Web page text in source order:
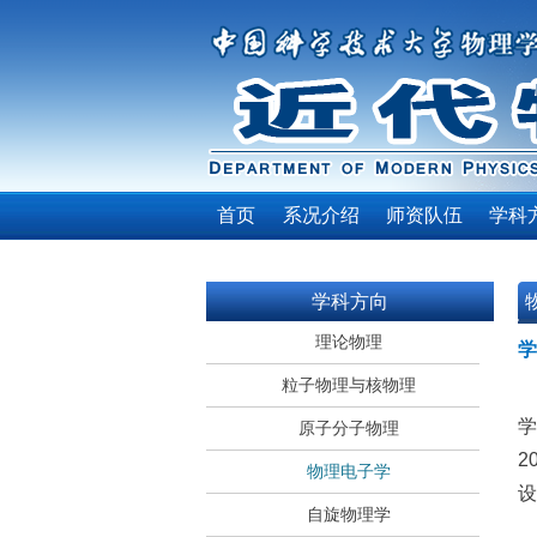
首页 系况介绍 师资队伍 学科
学科方向
理论物理
粒子物理与核物理
原子分子物理
物理电子学
自旋物理学
设